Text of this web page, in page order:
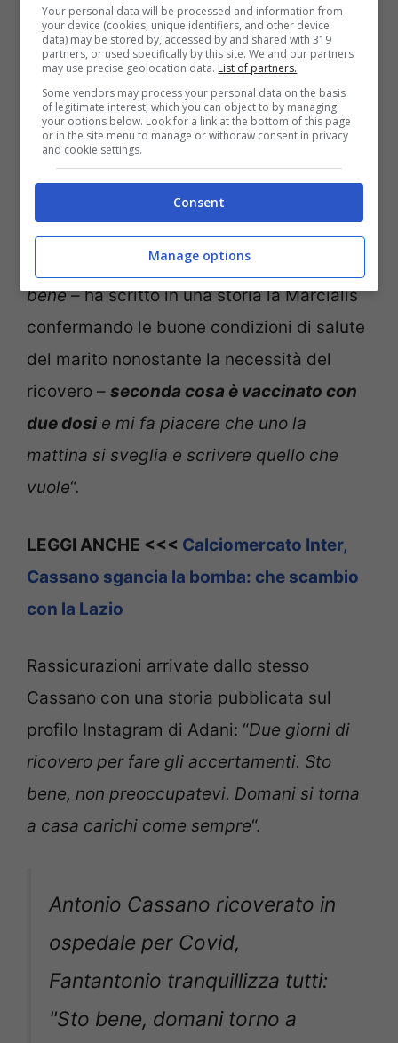
il giro dei social in poco tempo e molti
media italiani avevano avanzato l’ipotesi di
una mancata vaccinazione per
Fantantonio. Questa indiscrezione è stata
immediatamente mentita dalla moglie
Carolina con un post su Instagram in
risposta ad una notizia pubblicata sul web.
Prima cosa Antonio è in ospedale è sta
bene– ha scritto in una storia la Marcialis
confermando le buone condizioni di salute
del marito nonostante la necessità del
ricovero – seconda cosa è vaccinato con
due dosie mi fa piacere che uno la
mattina si sveglia e scrivere quello che
vuole“.
LEGGI ANCHE <<< Calciomercato Inter,
Cassano sgancia la bomba: che scambio
con la Lazio
Rassicurazioni arrivate dallo stesso
Cassano con una storia pubblicata sul
profilo Instagram di Adani: “Due giorni di
ricovero per fare gli accertamenti. Sto
bene, non preoccupatevi. Domani si torna
a casa carichi come sempre“.
Antonio Cassano ricoverato in
ospedale per Covid,
Fantantonio tranquillizza tutti:
"Sto bene, domani torno a
Your personal data will be processed and information from
your device (cookies, unique identifiers, and other device
data) may be stored by, accessed by and shared with 319
partners, or used specifically by this site. We and our partners
may use precise geolocation data. List of partners.
Some vendors may process your personal data on the basis
of legitimate interest, which you can object to by managing
your options below. Look for a link at the bottom of this page
or in the site menu to manage or withdraw consent in privacy
and cookie settings.
Consent
Manage options